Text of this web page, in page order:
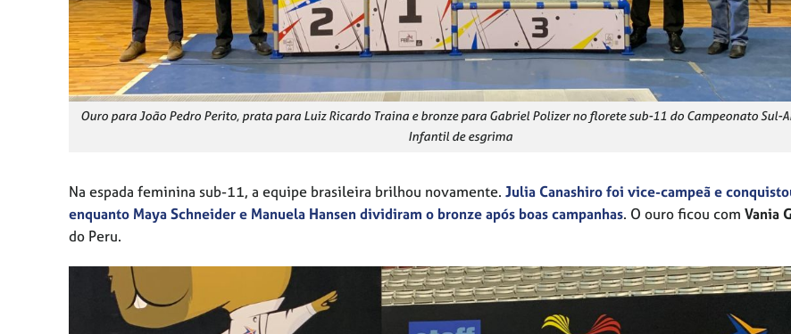
Ouro para João Pedro Perito, prata para Luiz Ricardo Traina e bronze para Gabriel Polizer no florete sub-11 do Campeonato Sul-
Infantil de esgrima
Na espada feminina sub-11, a equipe brasileira brilhou novamente. Julia Canashiro foi vice-campeã e
enquanto Maya Schneider e Manuela Hansen dividiram o bronze após boas campanhas. O ouro ficou com Vania
do Peru.